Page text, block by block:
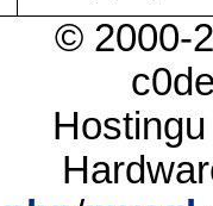
© 2000-